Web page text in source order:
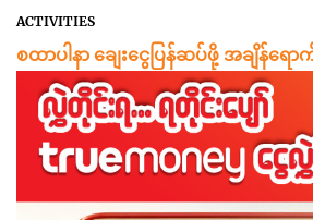
ACTIVITIES
စထာပါနာ ချေးငွေပြန်ဆပ်ဖို့ အချိန်ရော